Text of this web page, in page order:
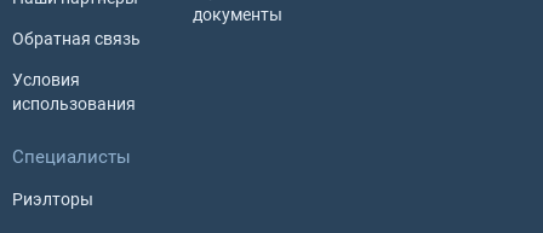
Обратная связь
Условия
использования
документы
Специалисты
Риэлторы